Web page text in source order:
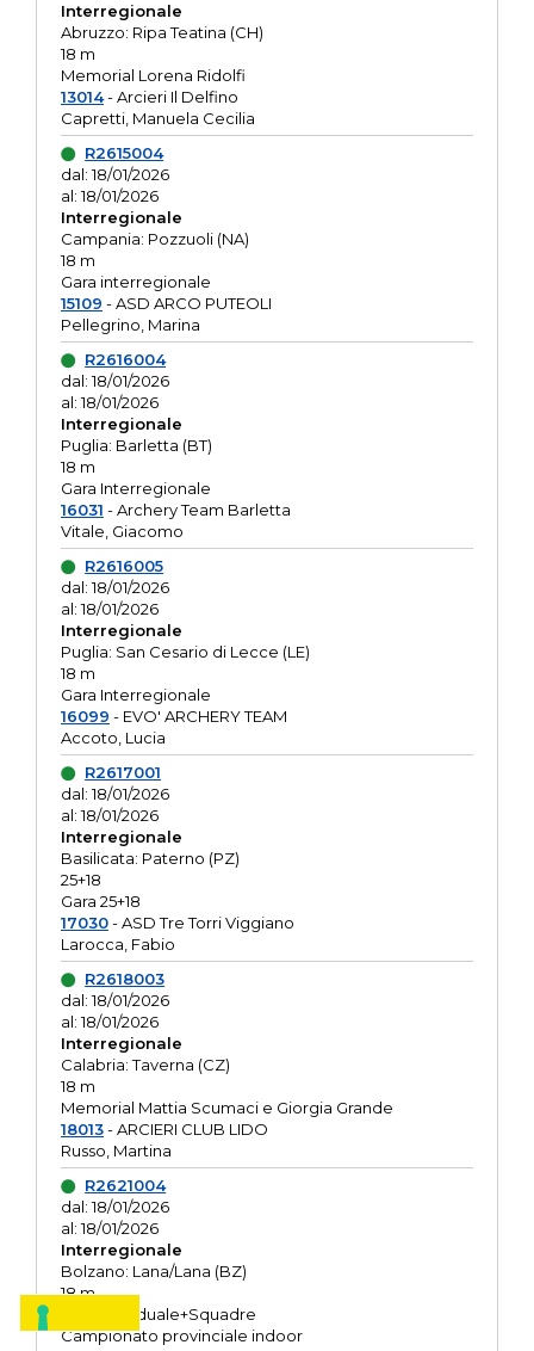
Interregionale
Abruzzo: Ripa Teatina (CH)
18 m
Memorial Lorena Ridolfi
13014- Arcieri Il Delfino
Capretti, Manuela Cecilia
R2615004
dal: 18/01/2026
al: 18/01/2026
Interregionale
Campania: Pozzuoli (NA)
18 m
Gara interregionale
15109 - ASD ARCO PUTEOLI
Pellegrino, Marina
R2616004
dal: 18/01/2026
al: 18/01/2026
Interregionale
Puglia: Barletta (BT)
18 m
Gara Interregionale
16031 - Archery Team Barletta
Vitale, Giacomo
R2616005
dal: 18/01/2026
al: 18/01/2026
Interregionale
Puglia: San Cesario di Lecce (LE)
18 m
Gara Interregionale
16099 - EVO' ARCHERY TEAM
Accoto, Lucia
R2617001
dal: 18/01/2026
al: 18/01/2026
Interregionale
Basilicata: Paterno (PZ)
25+18
Gara 25+18
17030- ASD Tre Torri Viggiano
Larocca, Fabio
R2618003
dal: 18/01/2026
al: 18/01/2026
Interregionale
Calabria: Taverna (CZ)
18 m
Memorial Mattia Scumaci e Giorgia Grande
18013- ARCIERI CLUB LIDO
Russo, Martina
R2621004
dal: 18/01/2026
al: 18/01/2026
Interregionale
Bolzano: Lana/Lana (BZ)
18 m
O.R. Individuale+Squadre
Campionato provinciale indoor